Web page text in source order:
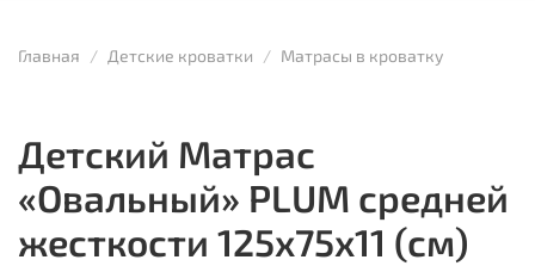
Главная Детские кроватки Матрасы в кроватку
Детский Матрас
«Овальный» PLUM средней
жесткости 125х75х11 (см)